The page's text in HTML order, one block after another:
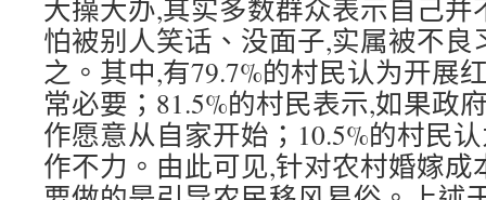
大操大办,其实多数群众表示自己并
怕被别人笑话、没面子,实属被不
之。其中,有79.7%的村民认为开展
常必要；81.5%的村民表示,如果政
作愿意从自家开始；10.5%的村民
作不力。由此可见,针对农村婚嫁成